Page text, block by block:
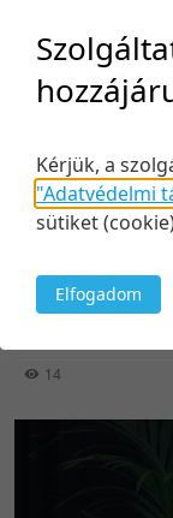
történetből
Közreműködők:
14
Kérjük, a
"Adatvédelmi
sütiket
Elfogadom